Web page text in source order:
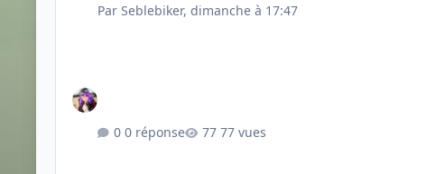
ParSeblebiker,dimanche à 17:47
0 réponse 77 vues